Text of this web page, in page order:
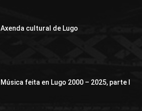
Axenda cultural de Lugo
Música feita en Lugo 2000 – 2025, parte I